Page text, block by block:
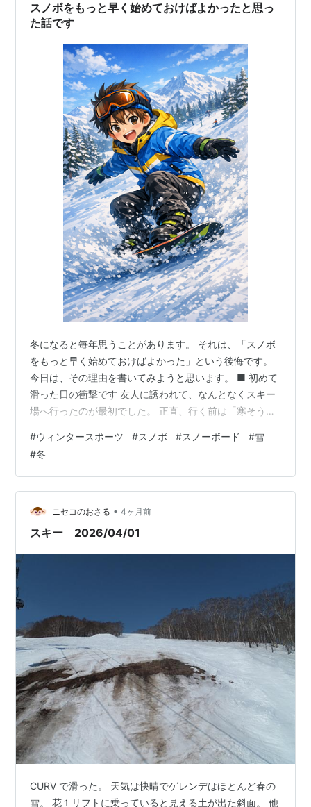
スノボをもっと早く始めておけばよかったと思っ
た話です
冬になると毎年思うことがあります。 それは、「スノボ
をもっと早く始めておけばよかった」という後悔です。
今日は、その理由を書いてみようと思います。 ■ 初めて
滑った日の衝撃です 友人に誘われて、なんとなくスキー
場へ行ったのが最初でした。 正直、行く前は「寒そうだ
し、実際にボードに乗って斜面を滑り出した瞬間、考え
が一気に変わりました。 スピードに乗ったときの浮遊
感、雪を切る音、身体が自然と動く感覚。 あの一瞬で、
心をつかまれました。 そして同時に思いました。 「なん
で今までやらなかったんだろう…」と。 ■ 若い頃にやっ
ておけばよかった理由です ス…
#ウィンタースポーツ #スノボ #スノーボード #雪
#冬
ニセコのおさる • 4ヶ月前
スキー 2026/04/01
CURV で滑った。 天気は快晴でゲレンデはほとんど春の
雪。 花１リフトに乗っていると見える土が出た斜面。 他